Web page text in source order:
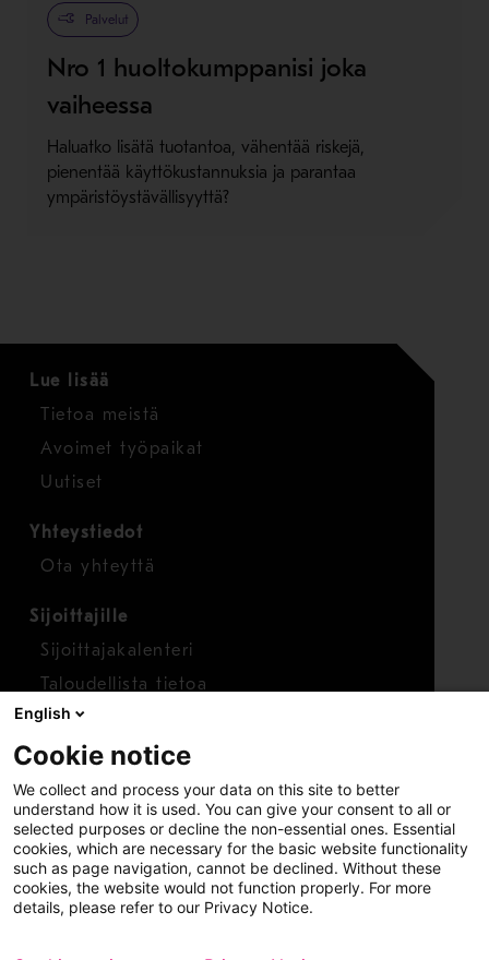
Metso Plus
Palvelut
Nro 1 huoltokumppanisi joka
vaiheessa
Haluatko lisätä tuotantoa, vähentää riskejä,
pienentää käyttökustannuksia ja parantaa
ympäristöystävällisyyttä?
Lue lisää
Tietoa meistä
Avoimet työpaikat
Uutiset
Yhteystiedot
Ota yhteyttä
Sijoittajille
Sijoittajakalenteri
Taloudellista tietoa
Osakkeet
Raportoi huolenaihe
Whistleblower-työkalu
English
Cookie notice
We collect and process your data on this site to better
understand how it is used. You can give your consent to all or
selected purposes or decline the non-essential ones. Essential
cookies, which are necessary for the basic website functionality
such as page navigation, cannot be declined. Without these
cookies, the website would not function properly. For more
details, please refer to our Privacy Notice.